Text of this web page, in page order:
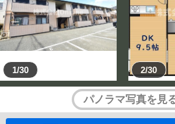
1/30 2/30
パノラマ写真を見